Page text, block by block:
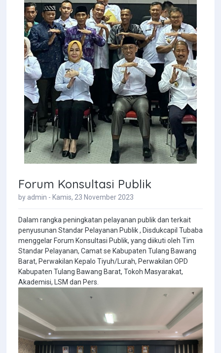
Forum Konsultasi Publik
by admin - Kamis, 23 November 2023
Dalam rangka peningkatan pelayanan publik dan terkait
penyusunan Standar Pelayanan Publik , Disdukcapil Tubaba
menggelar Forum Konsultasi Publik, yang diikuti oleh Tim
Standar Pelayanan, Camat se Kabupaten Tulang Bawang
Barat, Perwakilan Kepalo Tiyuh/Lurah, Perwakilan OPD
Kabupaten Tulang Bawang Barat, Tokoh Masyarakat,
Akademisi, LSM dan Pers.